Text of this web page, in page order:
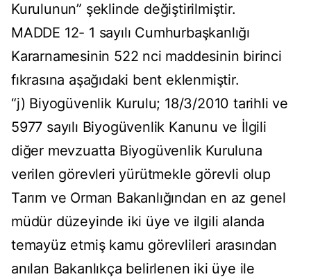
Kurulunun” şeklinde değiştirilmiştir.
MADDE 12- 1 sayılı Cumhurbaşkanlığı
Kararnamesinin 522 nci maddesinin birinci
fıkrasına aşağıdaki bent eklenmiştir.
“j) Biyogüvenlik Kurulu; 18/3/2010 tarihli ve
5977 sayılı Biyogüvenlik Kanunu ve İlgili
diğer mevzuatta Biyogüvenlik Kuruluna
verilen görevleri yürütmekle görevli olup
Tarım ve Orman Bakanlığından en az genel
müdür düzeyinde iki üye ve ilgili alanda
temayüz etmiş kamu görevlileri arasından
anılan Bakanlıkça belirlenen iki üye ile